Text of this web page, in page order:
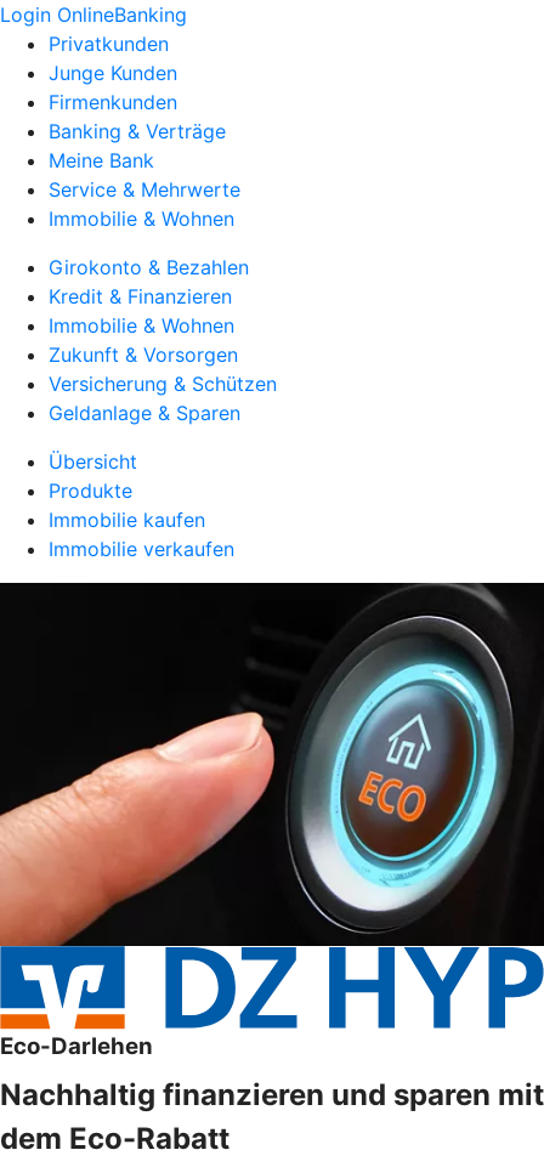
Login OnlineBanking
Privatkunden
Junge Kunden
Firmenkunden
Banking & Verträge
Meine Bank
Service & Mehrwerte
Immobilie & Wohnen
Girokonto & Bezahlen
Kredit & Finanzieren
Immobilie & Wohnen
Zukunft & Vorsorgen
Versicherung & Schützen
Geldanlage & Sparen
Übersicht
Produkte
Immobilie kaufen
Immobilie verkaufen
Eco-Darlehen
Nachhaltig finanzieren und sparen mit
dem Eco-Rabatt